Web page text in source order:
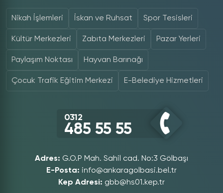
Nikah İşlemleri İskan ve Ruhsat Spor Tesisleri
Kültür Merkezleri Zabıta Merkezleri Pazar Yerleri
Paylaşım Noktası Hayvan Barınağı
Çocuk Trafik Eğitim Merkezi E-Belediye Hizmetleri
0312
485 55 55
Adres: G.O.P Mah. Sahil cad. No:3 Gölbaşı
E-Posta: info@ankaragolbasi.bel.tr
Kep Adresi: gbb@hs01.kep.tr